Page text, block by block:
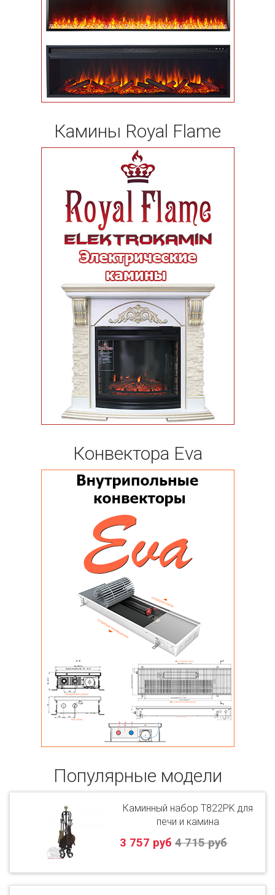
Камины Royal Flame
Конвектора Eva
Популярные модели
Каминный набор T822PK для
печи и камина
4 715 руб
3 757 руб